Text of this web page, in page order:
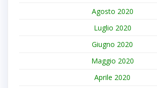
Agosto 2020
Luglio 2020
Giugno 2020
Maggio 2020
Aprile 2020